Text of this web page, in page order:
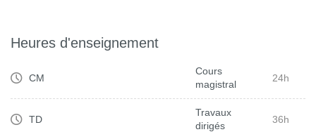
Heures d'enseignement
CM
Cours
magistral
24h
TD
Travaux
dirigés
36h